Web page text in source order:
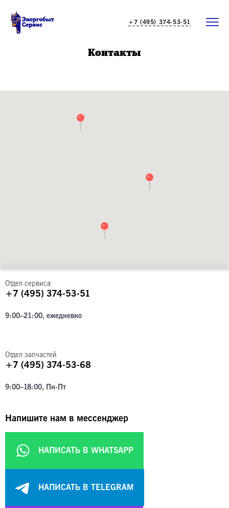
+7 (495) 374-53-51
Контакты
Отдел сервиса
+7 (495) 374-53-51
9:00–21:00, ежедневно
Отдел запчастей
+7 (495) 374-53-68
9:00–18:00, Пн-Пт
Напишите нам в мессенджер
НАПИСАТЬ В WHATSAPP
НАПИСАТЬ В TELEGRAM